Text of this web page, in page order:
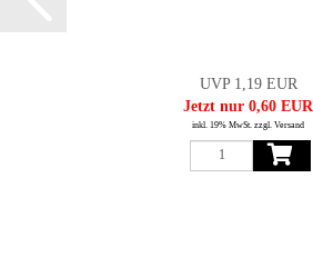
UVP 1,19 EUR
Jetzt nur 0,60 EUR
inkl. 19% MwSt. zzgl. Versand